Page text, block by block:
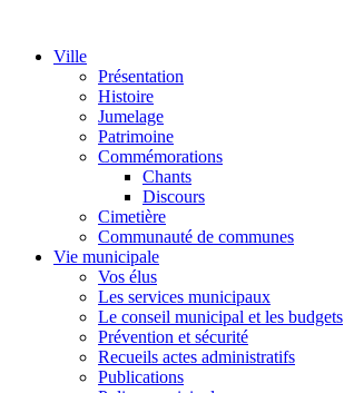
Ville
Présentation
Histoire
Jumelage
Patrimoine
Commémorations
Chants
Discours
Cimetière
Communauté de communes
Vie municipale
Vos élus
Les services municipaux
Le conseil municipal et les budgets
Prévention et sécurité
Recueils actes administratifs
Publications